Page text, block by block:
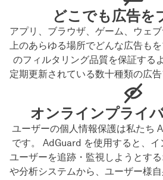
どこでも広告を
アプリ、ブラウザ、ゲーム、ウェ
上のあらゆる場所でどんな広告も
のフィルタリング品質を保証する
定期更新されている数十種類の広告
オンラインプライ
ユーザーの個人情報保護は私たち
です。 AdGuard を使用すると、
ユーザーを追跡・監視しようとす
や分析システムから、ユーザー様